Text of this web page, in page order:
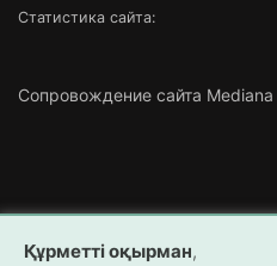
Статистика сайта:
Сопровождение сайта Mediana
Құрметті оқырман,